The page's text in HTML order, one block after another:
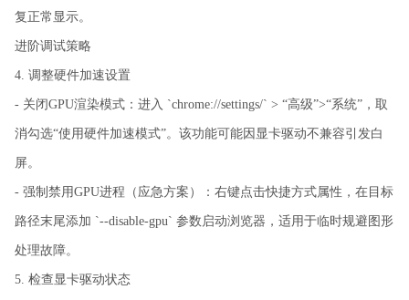
复正常显示。
进阶调试策略
4. 调整硬件加速设置
- 关闭GPU渲染模式：进入 `chrome://settings/` > “高级”>“系统”，取
消勾选“使用硬件加速模式”。该功能可能因显卡驱动不兼容引发白
屏。
- 强制禁用GPU进程（应急方案）：右键点击快捷方式属性，在目标
路径末尾添加 `--disable-gpu` 参数启动浏览器，适用于临时规避图形
处理故障。
5. 检查显卡驱动状态